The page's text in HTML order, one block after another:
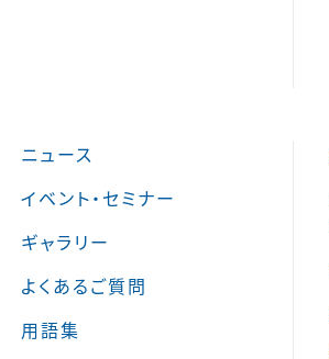
ニュース
イベント・セミナー
ギャラリー
よくあるご質問
用語集